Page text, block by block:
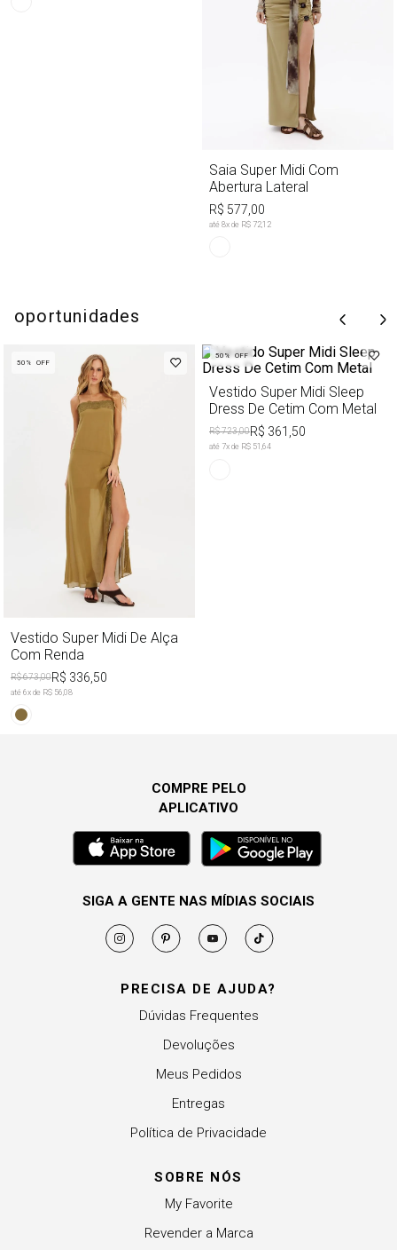
Saia Super Midi Com
Abertura Lateral
R$ 577,00
até 8x de R$ 72,12
oportunidades
50% OFF
Vestido Super Midi De Alça
Com Renda
R$ 673,00R$ 336,50
até 6x de R$ 56,08
50% OFF
Vestido Super Midi Sleep
Dress De Cetim Com Metal
R$ 723,00R$ 361,50
até 7x de R$ 51,64
PRECISA DE AJUDA?
Dúvidas Frequentes
Devoluções
Meus Pedidos
Entregas
Política de Privacidade
SOBRE NÓS
My Favorite
Revender a Marca
COMPRE PELO
APLICATIVO
SIGA A GENTE NAS MÍDIAS SOCIAIS